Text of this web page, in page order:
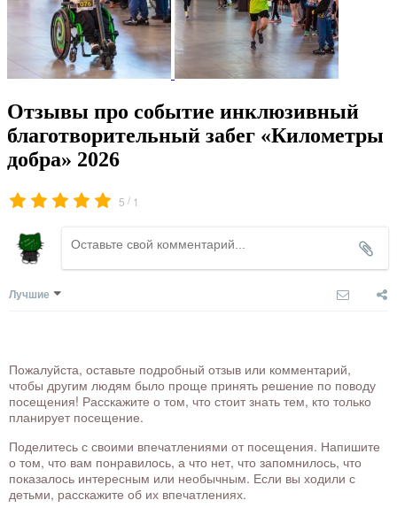
Отзывы про событие инклюзивный
благотворительный забег «Километры
добра» 2026
5 / 1
Лучшие
Пожалуйста, оставьте подробный отзыв или комментарий,
чтобы другим людям было проще принять решение по поводу
посещения! Расскажите о том, что стоит знать тем, кто только
планирует посещение.
Поделитесь с своими впечатлениями от посещения. Напишите
о том, что вам понравилось, а что нет, что запомнилось, что
показалось интересным или необычным. Если вы ходили с
детьми, расскажите об их впечатлениях.